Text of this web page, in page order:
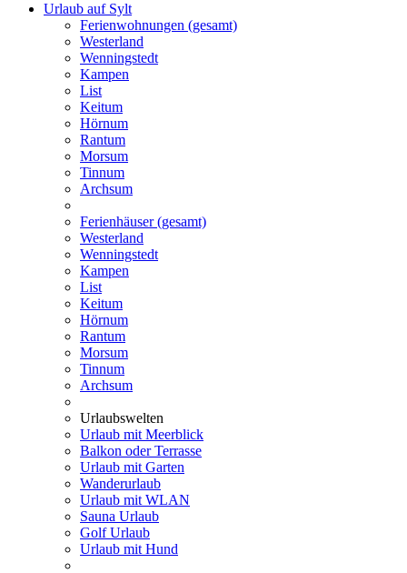
Urlaub auf Sylt
Ferienwohnungen (gesamt)
Westerland
Wenningstedt
Kampen
List
Keitum
Hörnum
Rantum
Morsum
Tinnum
Archsum
Ferienhäuser (gesamt)
Westerland
Wenningstedt
Kampen
List
Keitum
Hörnum
Rantum
Morsum
Tinnum
Archsum
Urlaubswelten
Urlaub mit Meerblick
Balkon oder Terrasse
Urlaub mit Garten
Wanderurlaub
Urlaub mit WLAN
Sauna Urlaub
Golf Urlaub
Urlaub mit Hund